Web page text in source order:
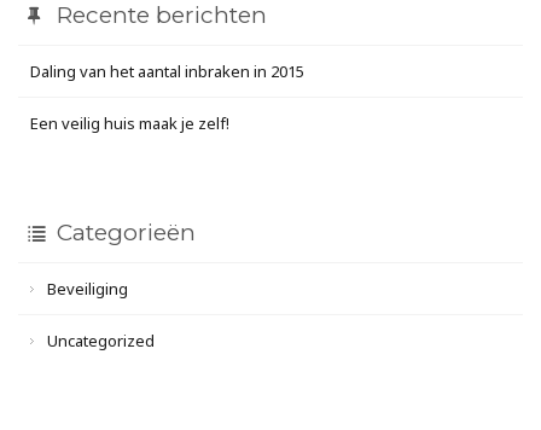
Recente berichten
Daling van het aantal inbraken in 2015
Een veilig huis maak je zelf!
Categorieën
Beveiliging
Uncategorized